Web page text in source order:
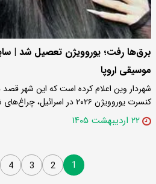
برق‌ها رفت؛ یوروویژن تعصیل شد |
موسیقی اروپا
شهردار وین اعلام کرده است که این شهر قصد
کنسرت یوروویژن ۲۰۲۶ در اسرائیل، چراغ‌های شهری…
۲۲ اردیبهشت ۱۴۰۵
1
2
3
4